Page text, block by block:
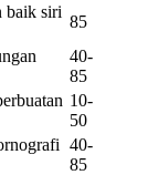
baik siri
85
40-
85
10-
50
40-
85